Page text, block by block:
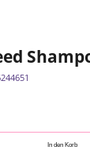
In den Korb